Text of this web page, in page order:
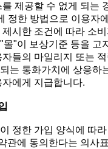
제공할 수 없게 되는
정한 방법으로 이용자
시한 조건에 따라 소
몰"이 보상기준 등을 고
들의 마일리지 또는
는 통화가치에 상응하
에게 지급합니다.
정한 가입 양식에 따
관에 동의한다는 의사